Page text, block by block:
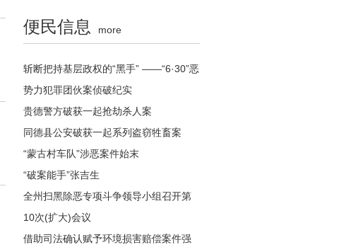
便民信息 more
斩断把持基层政权的“黑手” ——“6·30”恶
势力犯罪团伙案侦破纪实
贵德警方破获一起抢劫杀人案
同德县公安破获一起系列盗窃牲畜案
“蒙古村车队”涉恶案件始末
“破案能手”张吉生
全州扫黑除恶专项斗争领导小组召开第
10次(扩大)会议
借助司法确认赋予环境损害赔偿案件强